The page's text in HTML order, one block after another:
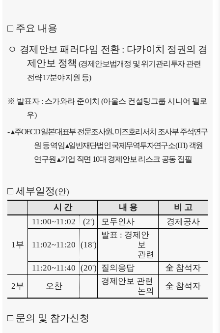
□ 주요 내용
ㅇ 경제안보 패러다임 전환 : 다카이치 정권의 경
제안보 정책 (경제안보법개정 및 위기관리투자 관련
전략17분야 지원 등)
※ 발표자 : 스가와라 준이치 (아울스 컨설팅그룹 시니어 펠로
우)
-▴주OECD일본대표부 전문조사원,미즈호리서치 조사부 주석연구
원 등 역임▴일반재단법인 국제무역투자연구소(ITI)객원
연구원▴기업 직면 10대 경제안보 리스크 공동 집필
□ 세부일정(안)
시 간
내 용 비 고
1부
11:00~11:02 (2') 모두인사 경제공사
11:02~11:20 (18')
발표 : 경제안
보
관련
11:20~11:40 (20') 질의응답 全 참석자
2부 오찬
경제안보 관련
논의
全 참석자
□ 문의 및 참가신청